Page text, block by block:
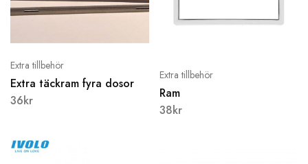
Extra tillbehör
Extra täckram fyra dosor
36kr
Extra tillbehör
Ram
38kr